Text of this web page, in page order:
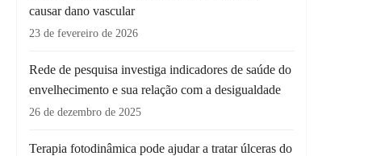
causar dano vascular
23 de fevereiro de 2026
Rede de pesquisa investiga indicadores de saúde do
envelhecimento e sua relação com a desigualdade
26 de dezembro de 2025
Terapia fotodinâmica pode ajudar a tratar úlceras do